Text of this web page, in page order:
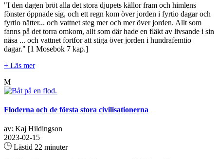
"I den dagen bröt alla det stora djupets källor fram och himlens
fönster öppnade sig, och ett regn kom över jorden i fyrtio dagar och
fyrtio nätter... och vattnet steg mer och mer över jorden. Allt som
fanns på det torra omkom, allt som där hade en fläkt av livsande i sin
näsa ... och vattnet fortfor att stiga över jorden i hundrafemtio
dagar." [1 Mosebok 7 kap.]
+ Läs mer
M
Floderna och de första stora civilisationerna
av: Kaj Hildingson
2023-02-15
Lästid 22 minuter